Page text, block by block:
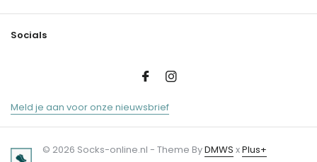
Socials
Meld je aan voor onze nieuwsbrief
© 2026 Socks-online.nl - Theme ByDMWS xPlus+